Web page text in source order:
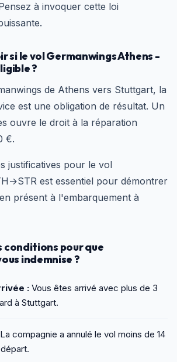
à invoquer cette loi
si le vol Germanwings Athens -
?
de Athens vers Stuttgart, la
est une obligation de résultat. Un
ouvre le droit à la réparation
€.
justificatives pour le vol
est essentiel pour démontrer
présent à l'embarquement à
conditions pour que
indemnise ?
: Vous êtes arrivé avec plus de 3
à Stuttgart.
La compagnie a annulé le vol moins de 14